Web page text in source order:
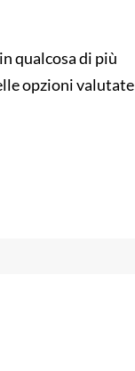
qualcosa di più
opzioni valutate